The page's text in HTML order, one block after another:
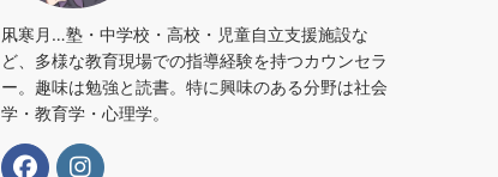
凩寒月…塾・中学校・高校・児童自立支援施設な
ど、多様な教育現場での指導経験を持つカウンセラ
ー。趣味は勉強と読書。特に興味のある分野は社会
学・教育学・心理学。